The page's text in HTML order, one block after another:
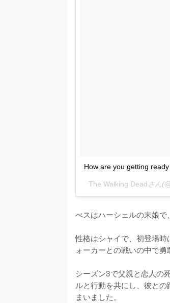
How are you getting
The Walking Deadさん
べスはハーシェルの末娘で
性格はシャイで、初登場
ォーカーとの戦いの中で勇
シーズン3で父親と恋人の
ルと行動を共にし、彼と
まいました。